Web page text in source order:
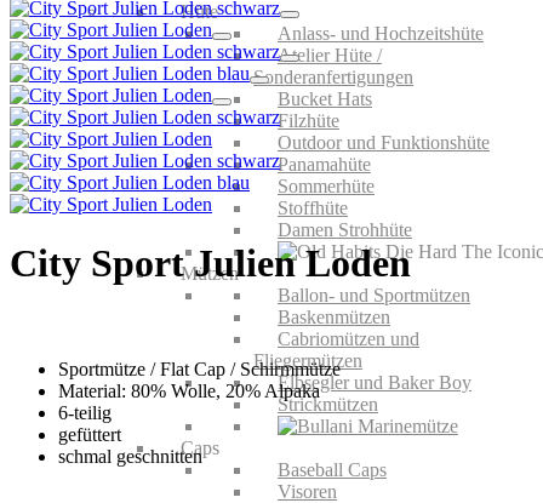
Hüte
Anlass- und Hochzeitshüte
Atelier Hüte /
Sonderanfertigungen
Bucket Hats
Filzhüte
Outdoor und Funktionshüte
Panamahüte
Sommerhüte
Stoffhüte
Damen Strohhüte
Mützen
Ballon- und Sportmützen
Baskenmützen
Cabriomützen und
Fliegermützen
Elbsegler und Baker Boy
Strickmützen
Caps
Baseball Caps
Visoren
City Sport Julien Loden
Sportmütze / Flat Cap / Schirmmütze
Material: 80% Wolle, 20% Alpaka
6-teilig
gefüttert
schmal geschnitten